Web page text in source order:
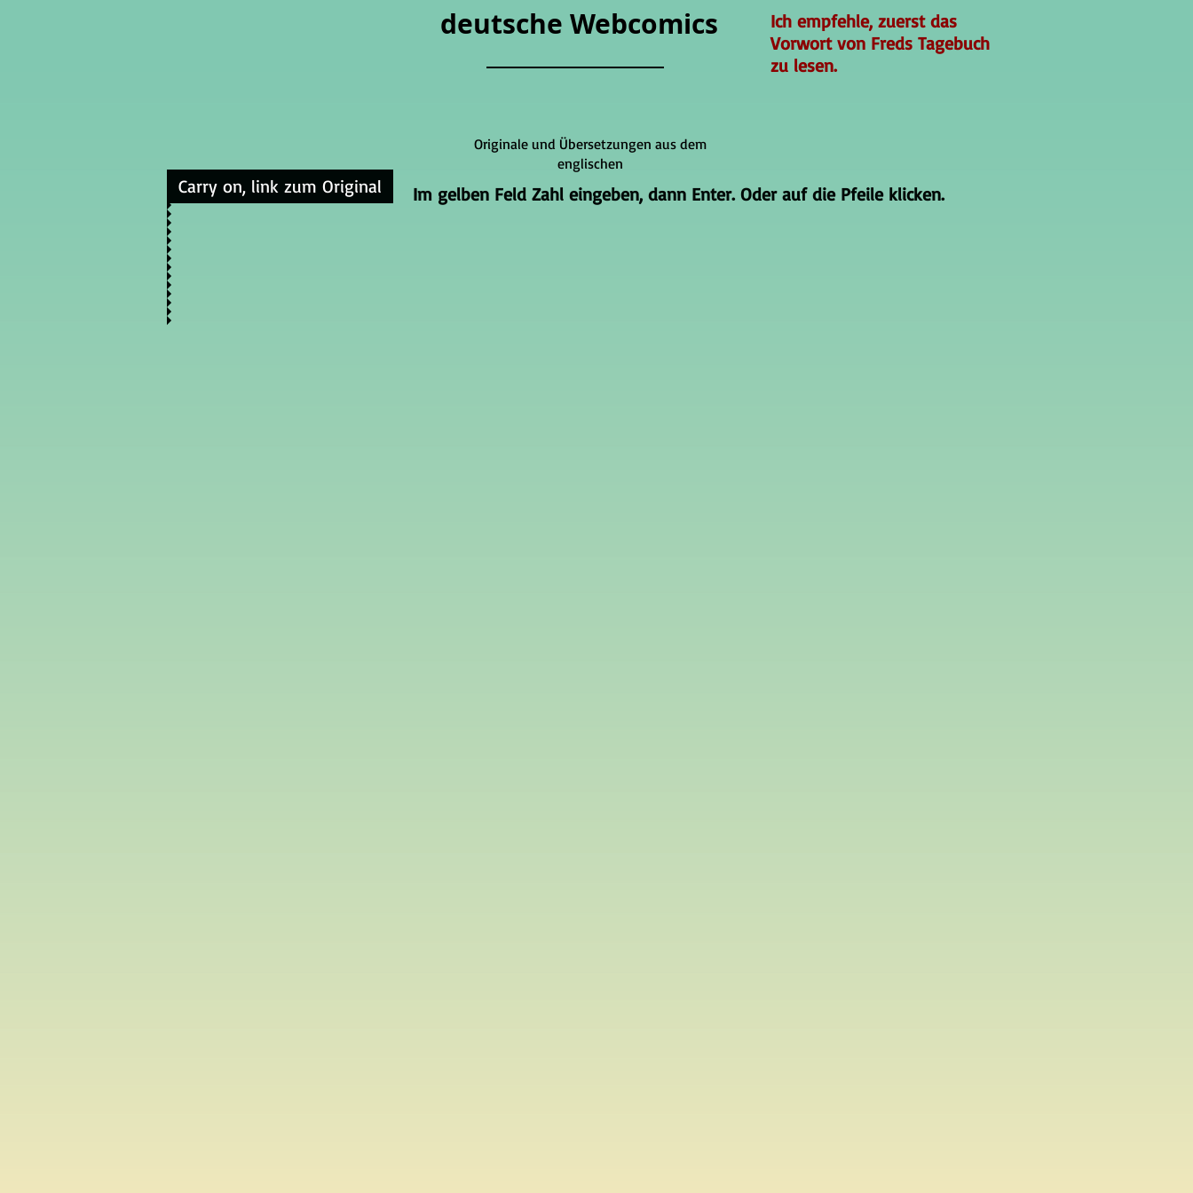
deutsche Webcomics
Ich empfehle, zuerst das
Vorwort von Freds Tagebuch
zu lesen.
Carry on, link zum Original
Originale und Übersetzungen aus dem
englischen
Im gelben Feld Zahl eingeben, dann Enter. Oder auf die Pfeile klicken.